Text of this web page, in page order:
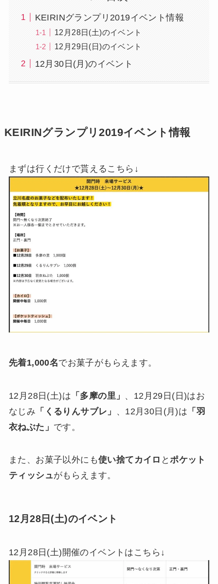
KEIRINグランプリ2019イベント情報
12月28日(土)のイベント
12月29日(日)のイベント
12月30日(月)のイベント
KEIRINグランプリ2019イベント情報
まずは行くだけで貰えるこちら↓
先着1,000名でお菓子がもらえます。
12月28日(土)は 「多摩の里」 、12月29日(日)はお
なじみ 「くるりんサブレ」 、12月30日(月)は 「羽
衣ねぶた」 です。
また、お菓子以外にも使い捨てカイロ とポケット
ティッシュがもらえます。
12月28日(土)のイベント
12月28日(土)開催のイベントはこちら↓